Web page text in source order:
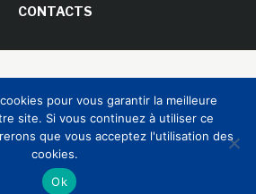
CONTACTS
Sinapses Conseils
pour vous garantir la meilleure
site. Si vous continuez à utiliser ce
que vous acceptez l'utilisation des
cookies.
Ok